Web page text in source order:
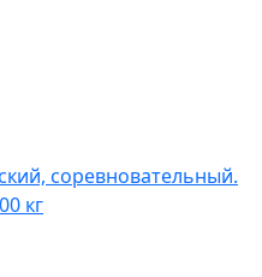
соревновательный.
кг